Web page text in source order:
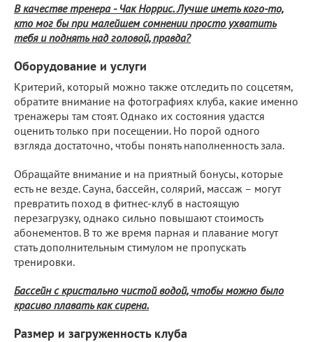
В качестве тренера - Чак Норрис. Лучше иметь кого-то,
кто мог бы при малейшем сомнении просто ухватить
тебя и поднять над головой, правда?
Оборудование и услуги
Критерий, который можно также отследить по соцсетям,
обратите внимание на фотографиях клуба, какие именно
тренажеры там стоят. Однако их состояния удастся
оценить только при посещении. Но порой одного
взгляда достаточно, чтобы понять наполненность зала.
Обращайте внимание и на приятный бонусы, которые
есть не везде. Сауна, бассейн, солярий, массаж – могут
превратить поход в фитнес-клуб в настоящую
перезагрузку, однако сильно повышают стоимость
абонементов. В то же время парная и плавание могут
стать дополнительным стимулом не пропускать
тренировки.
Бассейн с кристально чистой водой, чтобы можно было
красиво плавать как сирена.
Размер и загруженность клуба